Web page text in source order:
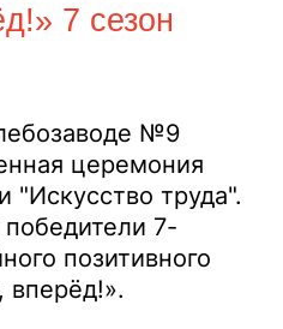
7 сезон
№9
церемония
"Искусство труда".
7-
позитивного
вперёд!».